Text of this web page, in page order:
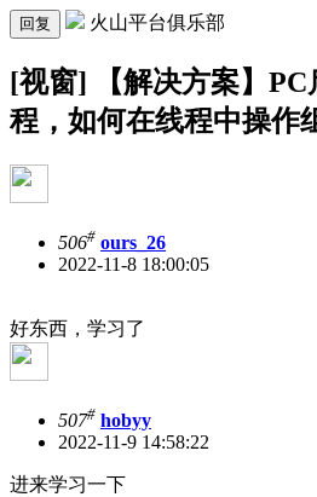
回复 火山平台俱乐部
[视窗] 【解决方案】
程，如何在线程中操作
506# ours_26
2022-11-8 18:00:05
好东西，学习了
507# hobyy
2022-11-9 14:58:22
进来学习一下